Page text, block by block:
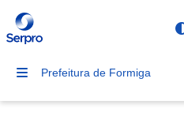
Prefeitura de Formiga